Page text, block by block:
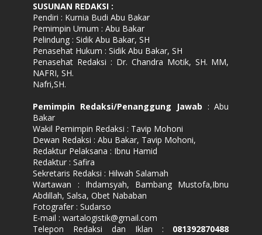
SUSUNAN REDAKSI :
Pendiri : Kurnia Budi Abu Bakar
Pemimpin Umum : Abu Bakar
Pelindung : Sidik Abu Bakar, SH
Penasehat Hukum : Sidik Abu Bakar, SH
Penasehat Redaksi : Dr. Chandra Motik, SH. MM,
NAFRI, SH.
Nafri,SH.
Pemimpin Redaksi/Penanggung Jawab : Abu
Bakar
Wakil Pemimpin Redaksi : Tavip Mohoni
Dewan Redaksi : Abu Bakar, Tavip Mohoni,
Redaktur Pelaksana : Ibnu Hamid
Redaktur : Safira
Sekretaris Redaksi : Hilwah Salamah
Wartawan : Ihdamsyah, Bambang Mustofa,Ibnu
Abdillah, Salsa, Obet Nababan
Fotografer : Sudarso
E-mail : wartalogistik@gmail.com
Telepon Redaksi dan Iklan : 081392870488